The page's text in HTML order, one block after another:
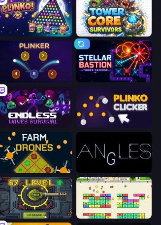
PLINKO! Tower Core Survivors
Plinker Stellar Bastion
Endless Waves Survival Plinko Clicker
Farm Drones
Tank Evolution Idle Breakout